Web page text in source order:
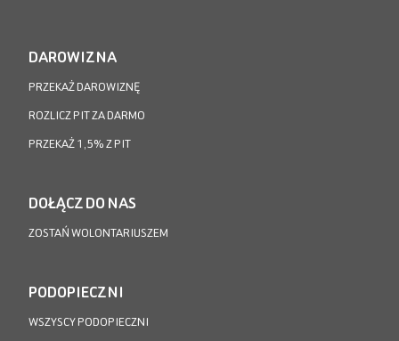
DAROWIZNA
PRZEKAŻ DAROWIZNĘ
ROZLICZ PIT ZA DARMO
PRZEKAŻ 1,5% Z PIT
DOŁĄCZ DO NAS
ZOSTAŃ WOLONTARIUSZEM
PODOPIECZNI
WSZYSCY PODOPIECZNI